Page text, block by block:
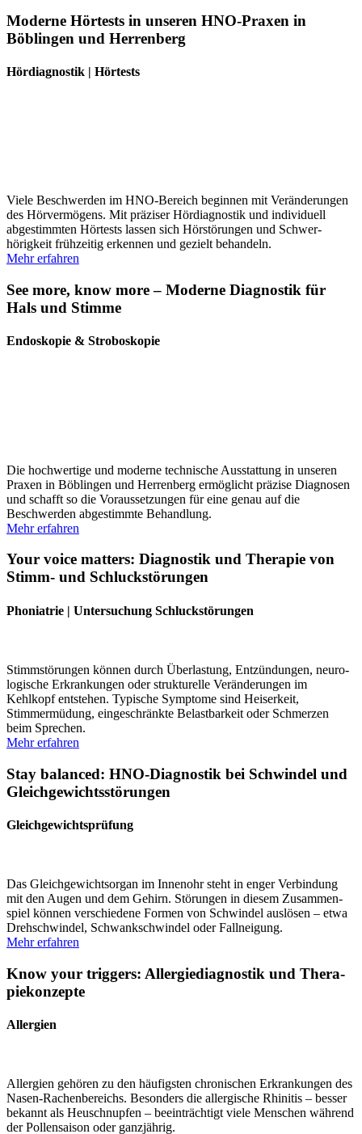
Moderne Hörtests in unseren HNO-Praxen in
Böblingen und Herrenberg
Hördiagnostik | Hörtests
Viele Beschwerden im HNO-Bereich beginnen mit Verän­de­rungen
des Hörver­mögens. Mit präziser Hördiagnostik und indivi­duell
abgestimmten Hörtests lassen sich Hörstö­rungen und Schwer­
hörigkeit frühzeitig erkennen und gezielt behandeln.
Mehr erfahren
See more, know more – Moderne Diagnostik für
Hals und Stimme
Endoskopie & Stroboskopie
Die hochwertige und moderne technische Ausstattung in unseren
Praxen in Böblingen und Herrenberg ermög­licht präzise Diagnosen
und schafft so die Voraus­set­zungen für eine genau auf die
Beschwerden abgestimmte Behandlung.
Mehr erfahren
Your voice matters: Diagnostik und Therapie von
Stimm- und Schluck­störungen
Phoniatrie | Untersuchung Schluck­störungen
Stimm­stö­rungen können durch Überlastung, Entzün­dungen, neuro­
lo­gische Erkran­kungen oder struk­tu­relle Verän­de­rungen im
Kehlkopf entstehen. Typische Symptome sind Heiserkeit,
Stimmermüdung, einge­schränkte Belast­barkeit oder Schmerzen
beim Sprechen.
Mehr erfahren
Stay balanced: HNO-Diagnostik bei Schwindel und
Gleich­ge­wichts­stö­rungen
Gleichgewichts­prüfung
Das Gleich­ge­wichts­organ im Innenohr steht in enger Verbindung
mit den Augen und dem Gehirn. Störungen in diesem Zusam­men­
spiel können verschiedene Formen von Schwindel auslösen – etwa
Drehschwindel, Schwank­schwindel oder Fallneigung.
Mehr erfahren
Know your triggers: Aller­gie­dia­gnostik und Thera­
pie­kon­zepte
Allergien
Allergien gehören zu den häufigsten chroni­schen Erkran­kungen des
Nasen-Rachen­be­reichs. Besonders die aller­gische Rhinitis – besser
bekannt als Heuschnupfen – beein­trächtigt viele Menschen während
der Pollen­saison oder ganzjährig.